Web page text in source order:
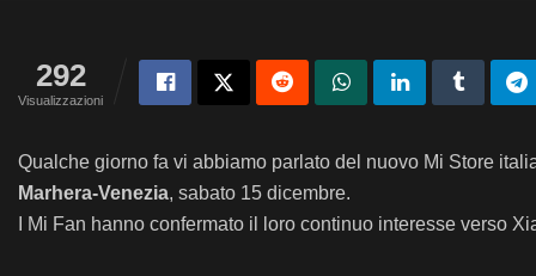
292
Visualizzazioni
Qualche giorno fa vi abbiamo parlato del nuovo Mi Store
Marhera-Venezia, sabato 15 dicembre.
I Mi Fan hanno confermato il loro continuo interesse verso